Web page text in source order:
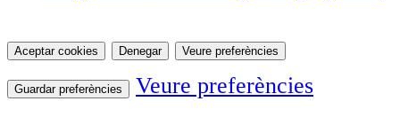
Aceptar cookies Denegar Veure preferències
Guardar preferències Veure preferències